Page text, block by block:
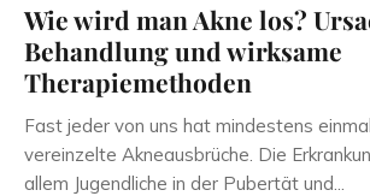
Wie wird man Akne los?
Behandlung und wirksame
Therapiemethoden
Fast jeder von uns hat mindestens
vereinzelte Akneausbrüche. Die
allem Jugendliche in der Pubertät und...